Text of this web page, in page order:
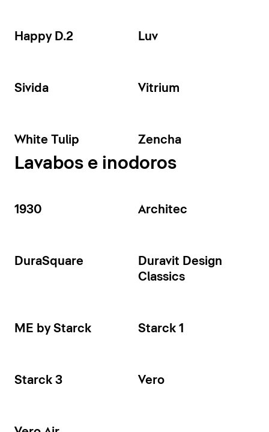
Happy D.2 Luv
Sivida Vitrium
White Tulip Zencha
Lavabos e inodoros
1930 Architec
DuraSquare
Duravit Design
Classics
ME by Starck Starck 1
Starck 3 Vero